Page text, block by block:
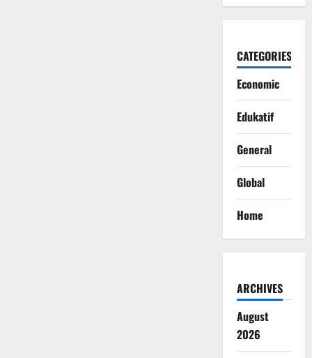
CATEGORIES
Economic
Edukatif
General
Global
Home
ARCHIVES
August
2026